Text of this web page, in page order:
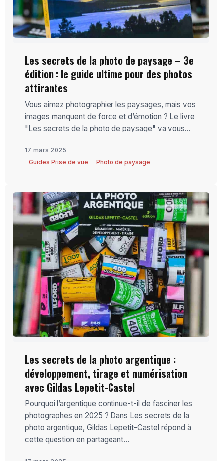
Les secrets de la photo de paysage – 3e
édition : le guide ultime pour des photos
attirantes
Vous aimez photographier les paysages, mais vos
images manquent de force et d’émotion ? Le livre
"Les secrets de la photo de paysage" va vous...
17 mars 2025
Guides Prise de vue
Photo de paysage
Les secrets de la photo argentique :
développement, tirage et numérisation
avec Gildas Lepetit-Castel
Pourquoi l’argentique continue-t-il de fasciner les
photographes en 2025 ? Dans Les secrets de la
photo argentique, Gildas Lepetit-Castel répond à
cette question en partageant...